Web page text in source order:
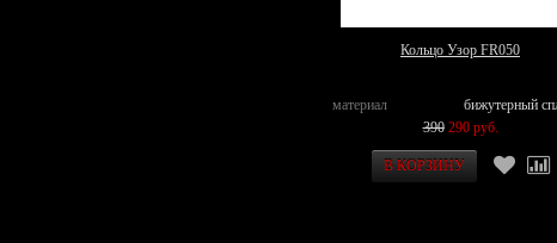
Кольцо Узор FR050
материал
бижутерный
390 290 руб.